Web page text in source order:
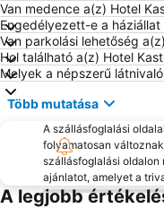
Van medence a(z) Hotel
Engedélyezett-e a
Van parkolási lehetőség
Hol található a(z) Hotel
Melyek a népszerű
Több mutatása
A szállásfoglalási
folyamatosan
szállásfoglalási oldalon
ajánlatot, amelyet a
A legjobb